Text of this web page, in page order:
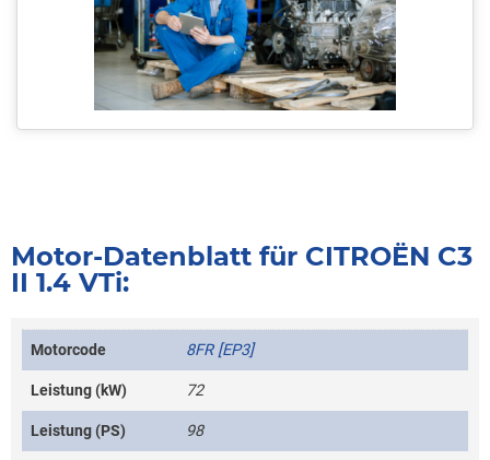
Motor-Datenblatt für CITROËN C3
II 1.4 VTi:
Motorcode 8FR [EP3]
Leistung (kW) 72
Leistung (PS) 98